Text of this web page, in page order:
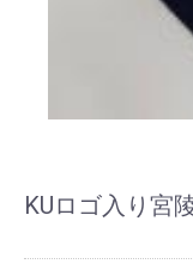
KUロゴ入り宮